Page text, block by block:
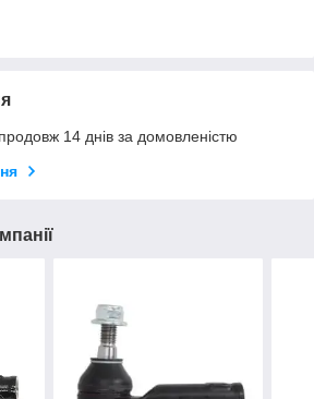
14 днів за домовленістю